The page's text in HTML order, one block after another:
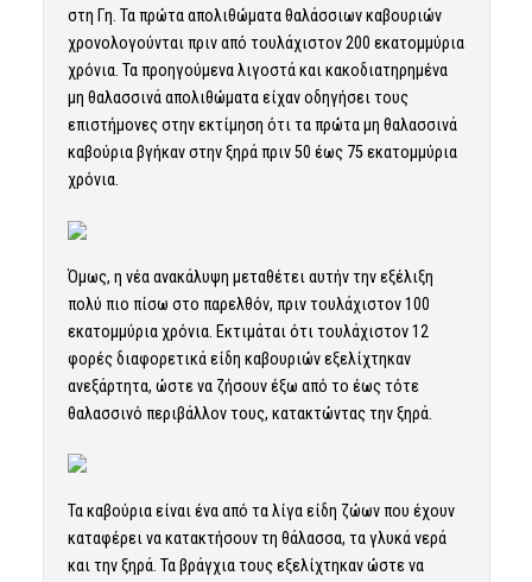
στη Γη. Τα πρώτα απολιθώματα θαλάσσιων καβουριών
χρονολογούνται πριν από τουλάχιστον 200 εκατομμύρια
χρόνια. Τα προηγούμενα λιγοστά και κακοδιατηρημένα
μη θαλασσινά απολιθώματα είχαν οδηγήσει τους
επιστήμονες στην εκτίμηση ότι τα πρώτα μη θαλασσινά
καβούρια βγήκαν στην ξηρά πριν 50 έως 75 εκατομμύρια
χρόνια.
Όμως, η νέα ανακάλυψη μεταθέτει αυτήν την εξέλιξη
πολύ πιο πίσω στο παρελθόν, πριν τουλάχιστον 100
εκατομμύρια χρόνια. Εκτιμάται ότι τουλάχιστον 12
φορές διαφορετικά είδη καβουριών εξελίχτηκαν
ανεξάρτητα, ώστε να ζήσουν έξω από το έως τότε
θαλασσινό περιβάλλον τους, κατακτώντας την ξηρά.
Τα καβούρια είναι ένα από τα λίγα είδη ζώων που έχουν
καταφέρει να κατακτήσουν τη θάλασσα, τα γλυκά νερά
και την ξηρά. Τα βράγχια τους εξελίχτηκαν ώστε να